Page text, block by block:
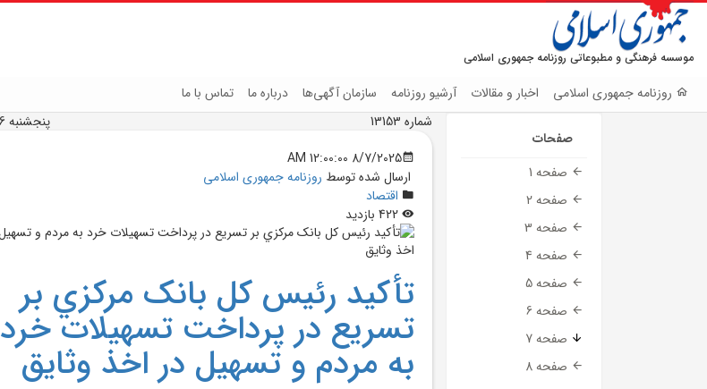
موسسه فرهنگی و مطبوعاتی روزنامه جمهوری اسلامی
روزنامه جمهوری اسلامی اخبار و مقالات آرشیو روزنامه سازمان آگهی‌ها درباره ما تماس با ما
صفحات
صفحه 1
صفحه 2
صفحه 3
صفحه 4
صفحه 5
صفحه 6
صفحه 7
صفحه 8
شماره 13153
پنجشنبه 1404/05/16
8/7/2025 12:00:00 AM
ارسال شده توسط روزنامه جمهوری اسلامی
اقتصاد
تأکيد رئيس کل بانک مرکزي بر
تسريع در پرداخت تسهيلات خرد
به مردم و تسهيل در اخذ وثايق